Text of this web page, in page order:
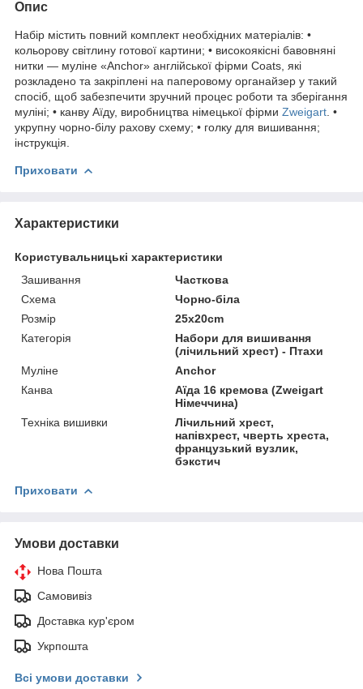
Опис
Набір містить повний комплект необхідних матеріалів: •
кольорову світлину готової картини; • високоякісні бавовняні
нитки — муліне «Anchor» англійської фірми Coats, які
розкладено та закріплені на паперовому органайзер у такий
спосіб, щоб забезпечити зручний процес роботи та зберігання
муліні; • канву Аїду, виробництва німецької фірми Zweigart . •
укрупну чорно-білу рахову схему; • голку для вишивання;
інструкція.
Приховати
Характеристики
Користувальницькі характеристики
Зашивання
Часткова
Схема
Чорно-біла
Розмір
25x20cm
Категорія
Набори для вишивання
(лічильний хрест) - Птахи
Муліне
Anchor
Канва
Аїда 16 кремова (Zweigart
Німеччина)
Техніка вишивки
Лічильний хрест,
напівхрест, чверть хреста,
французький вузлик,
бэкстич
Приховати
Умови доставки
Нова Пошта
Самовивіз
Доставка кур'єром
Укрпошта
Всі умови доставки